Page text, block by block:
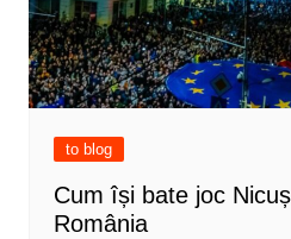
to blog
Cum își bate joc
România